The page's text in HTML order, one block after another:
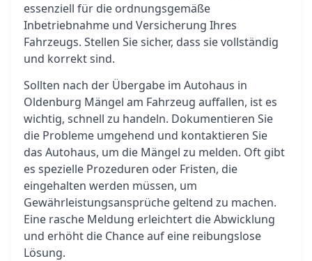
essenziell für die ordnungsgemäße
Inbetriebnahme und Versicherung Ihres
Fahrzeugs. Stellen Sie sicher, dass sie vollständig
und korrekt sind.
Sollten nach der Übergabe im Autohaus in
Oldenburg Mängel am Fahrzeug auffallen, ist es
wichtig, schnell zu handeln. Dokumentieren Sie
die Probleme umgehend und kontaktieren Sie
das Autohaus, um die Mängel zu melden. Oft gibt
es spezielle Prozeduren oder Fristen, die
eingehalten werden müssen, um
Gewährleistungsansprüche geltend zu machen.
Eine rasche Meldung erleichtert die Abwicklung
und erhöht die Chance auf eine reibungslose
Lösung.